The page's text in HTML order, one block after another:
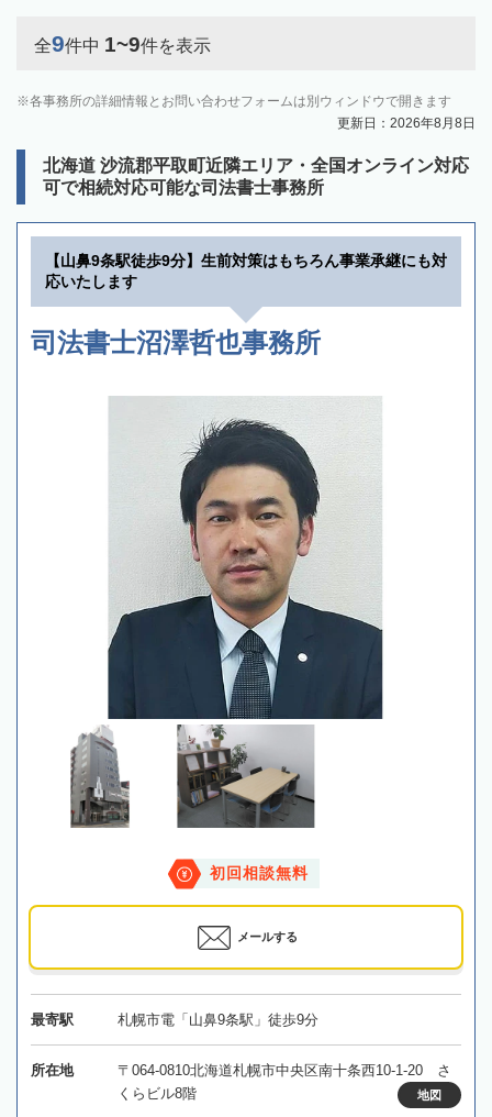
全9件中 1~9件を表示
各事務所の詳細情報とお問い合わせフォームは別ウィンドウで開きます
更新日：2026年8月8日
北海道 沙流郡平取町近隣エリア・全国オンライン対応
可で相続対応可能な司法書士事務所
【山鼻9条駅徒歩9分】生前対策はもちろん事業承継にも対
応いたします
司法書士沼澤哲也事務所
初回相談無料
メールする
最寄駅 札幌市電「山鼻9条駅」徒歩9分
所在地
〒064-0810北海道札幌市中央区南十条西10-1-20 さ
くらビル8階
地図